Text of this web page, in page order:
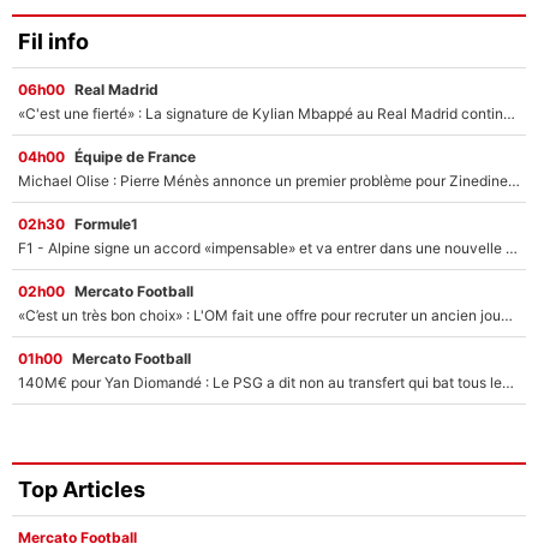
Fil info
06h00 Real Madrid
«C'est une fierté» : La signature de Kylian Mbappé au Real Madrid continue de régaler l'Espagne
04h00 Équipe de France
Michael Olise : Pierre Ménès annonce un premier problème pour Zinedine Zidane en équipe de France
02h30 Formule1
F1 - Alpine signe un accord «impensable» et va entrer dans une nouvelle dimension : Grande nouvelle pour Pierre Gasly !
02h00 Mercato Football
«C’est un très bon choix» : L'OM fait une offre pour recruter un ancien joueur du PSG... et c'est validé dans l'After Foot !
01h00 Mercato Football
140M€ pour Yan Diomandé : Le PSG a dit non au transfert qui bat tous les records sur le mercato
Top Articles
Mercato Football